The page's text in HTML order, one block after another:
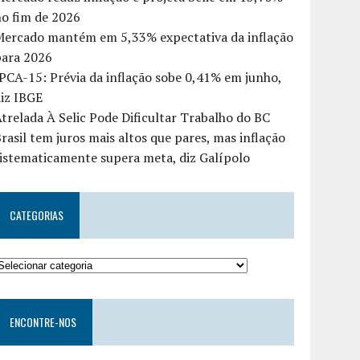
fim de 2026
mantém em 5,33% expectativa da inflação
2026
15: Prévia da inflação sobe 0,41% em junho,
IBGE
À Selic Pode Dificultar Trabalho do BC
tem juros mais altos que pares, mas inflação
supera meta, diz Galípolo
CATEGORIAS
ENCONTRE-NOS